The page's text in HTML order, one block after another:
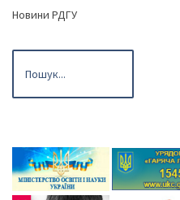
Новини РДГУ